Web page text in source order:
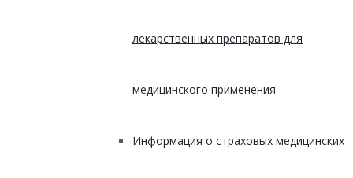
лекарственных препаратов для
медицинского применения
Информация о страховых медицинских